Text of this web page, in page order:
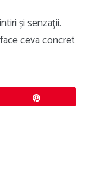
și senzații.
ceva concret